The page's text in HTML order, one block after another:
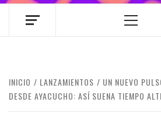
Menú
INICIO LANZAMIENTOS
UN NUEVO
DESDE AYACUCHO: ASÍ SUENA TIEMPO